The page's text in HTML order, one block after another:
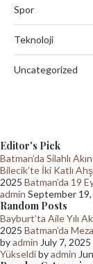
Spor
Teknoloji
Uncategorized
Editor's Pick
Batman’da Silahlı
Bilecik’te İki Katlı
2025 Batman’da 19
admin September
Random Posts
Bayburt’ta Aile Yılı
2025 Batman’da
byadmin July 7, 2025
Yükseldibyadmin